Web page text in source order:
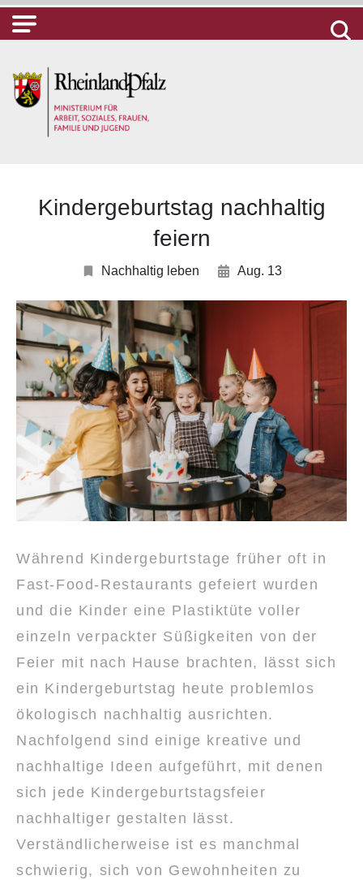
Kindergeburtstag nachhaltig
feiern
Nachhaltig leben Aug. 13
Während Kindergeburtstage früher oft in
Fast-Food-Restaurants gefeiert wurden
und die Kinder eine Plastiktüte voller
einzeln verpackter Süßigkeiten von der
Feier mit nach Hause brachten, lässt sich
ein Kindergeburtstag heute problemlos
ökologisch nachhaltig ausrichten.
Nachfolgend sind einige kreative und
nachhaltige Ideen aufgeführt, mit denen
sich jede Kindergeburtstagsfeier
nachhaltiger gestalten lässt.
Verständlicherweise ist es manchmal
schwierig, sich von Gewohnheiten zu